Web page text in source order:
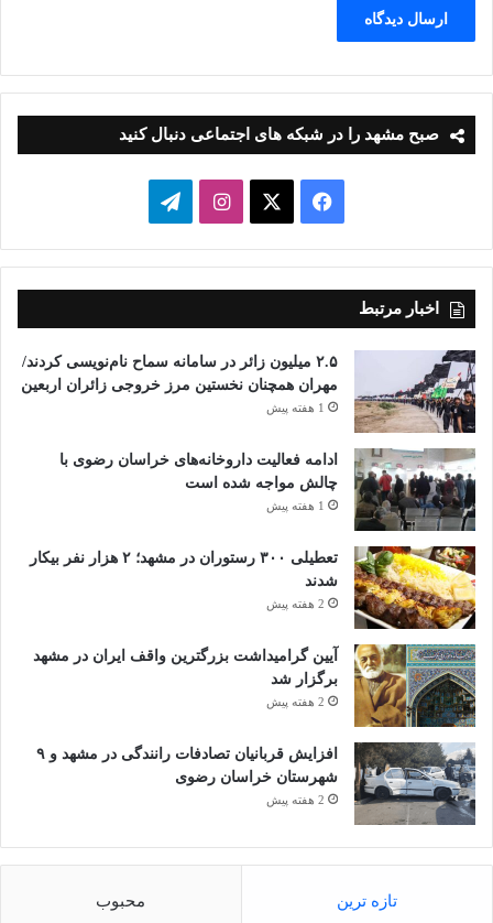
صبح مشهد را در شبکه های اجتماعی دنبال کنید
فیسبوک ایکساینستاگرامتلگرام
اخبار مرتبط
۲.۵ میلیون زائر در سامانه سماح نام‌نویسی کردند/
مهران همچنان نخستین مرز خروجی زائران اربعین
1 هفته پیش
ادامه فعالیت داروخانه‌های خراسان رضوی با
چالش مواجه شده است
1 هفته پیش
تعطیلی ۳۰۰ رستوران در مشهد؛ ۲ هزار نفر بیکار
شدند
2 هفته پیش
آیین گرامیداشت بزرگترین واقف ایران در مشهد
برگزار شد
2 هفته پیش
افزایش قربانیان تصادفات رانندگی در مشهد و ۹
شهرستان خراسان رضوی
2 هفته پیش
تازه ترین محبوب